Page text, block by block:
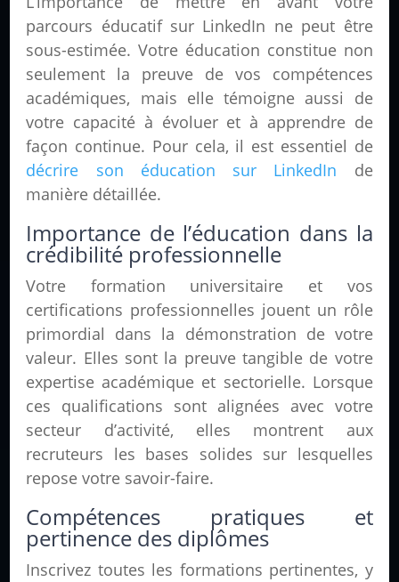
parcours éducatif sur LinkedIn ne peut être
sous-estimée. Votre éducation constitue non
seulement la preuve de vos compétences
académiques, mais elle témoigne aussi de
votre capacité à évoluer et à apprendre de
façon continue. Pour cela, il est essentiel de
décrire son éducation sur LinkedIn de
manière détaillée.
Importance de l’éducation dans la
crédibilité professionnelle
Votre formation universitaire et vos
certifications professionnelles jouent un rôle
primordial dans la démonstration de votre
valeur. Elles sont la preuve tangible de votre
expertise académique et sectorielle. Lorsque
ces qualifications sont alignées avec votre
secteur d’activité, elles montrent aux
recruteurs les bases solides sur lesquelles
repose votre savoir-faire.
Compétences pratiques et
pertinence des diplômes
Inscrivez toutes les formations pertinentes, y